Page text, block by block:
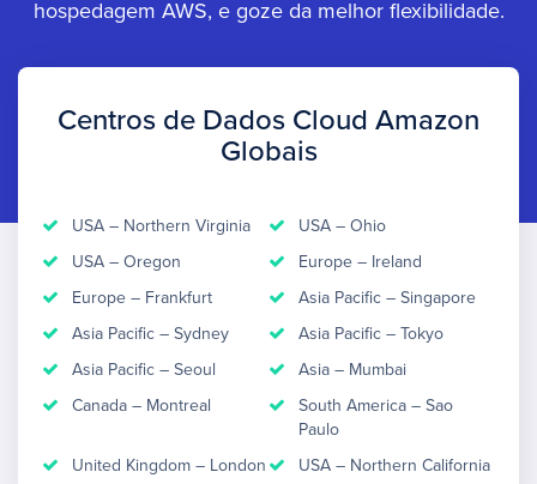
hospedagem AWS, e goze da melhor flexibilidade.
Centros de Dados Cloud Amazon
Globais
USA – Northern Virginia
USA – Ohio
USA – Oregon
Europe – Ireland
Europe – Frankfurt
Asia Pacific – Singapore
Asia Pacific – Sydney
Asia Pacific – Tokyo
Asia Pacific – Seoul
Asia – Mumbai
Canada – Montreal
South America – Sao
Paulo
United Kingdom – London
USA – Northern California